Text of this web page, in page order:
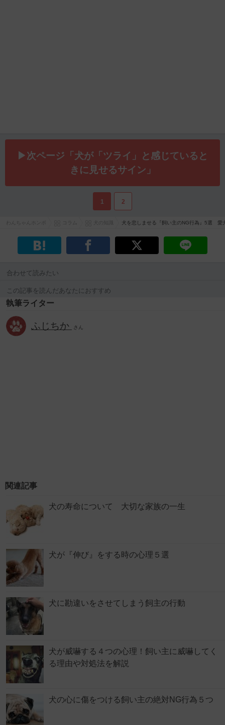
▶次ページ「犬が「ツライ」と感じていると
きに見せるサイン」
1 2
犬を悲しませる『飼い主のNG行為』5選 愛
合わせて読みたい
この記事を読んだあなたにおすすめ
執筆ライター
ふじちか さん
関連記事
犬の寿命について 大切な家族の一生
犬が『伸び』をする時の心理５選
犬に勘違いをさせてしまう飼主の行動
犬が威嚇する４つの心理！飼い主に威嚇してく
る理由や対処法を解説
犬の心に傷をつける飼い主の絶対NG行為５つ